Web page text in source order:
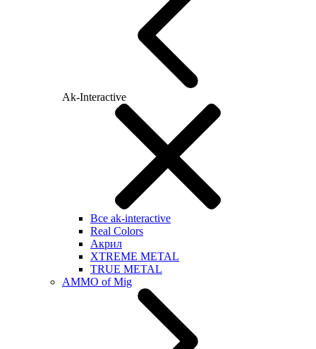
Ak-Interactive
Все ak-interactive
Real Colors
Акрил
XTREME METAL
TRUE METAL
AMMO of Mig